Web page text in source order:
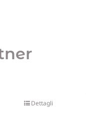
Dettagli